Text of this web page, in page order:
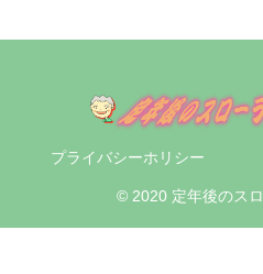
プライバシーホリシー
© 2020 定年後のス